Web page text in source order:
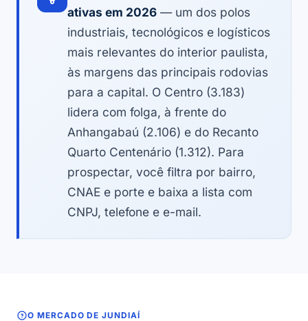
ativas em 2026 — um dos polos
industriais, tecnológicos e logísticos
mais relevantes do interior paulista,
às margens das principais rodovias
para a capital. O Centro (3.183)
lidera com folga, à frente do
Anhangabaú (2.106) e do Recanto
Quarto Centenário (1.312). Para
prospectar, você filtra por bairro,
CNAE e porte e baixa a lista com
CNPJ, telefone e e-mail.
O MERCADO DE JUNDIAÍ